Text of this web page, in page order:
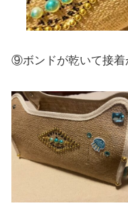
⑨ボンドが乾いて接着